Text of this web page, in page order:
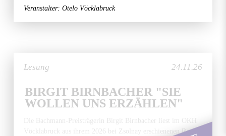
Veranstalter: Otelo Vöcklabruck
24.11.26
Lesung
BIRGIT BIRNBACHER "SIE
WOLLEN UNS ERZÄHLEN"
Die Bachmann-Preisträgerin Birgit Birnbacher liest im OKH
Vöcklabruck aus ihrem 2026 bei Zsolnay erschienenen Roman